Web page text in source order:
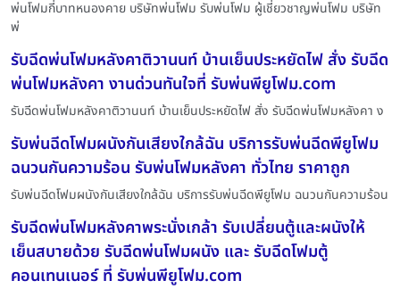
พ่นโฟมกี่บาทหนองคาย บริษัทพ่นโฟม รับพ่นโฟม ผู้เชี่ยวชาญพ่นโฟม บริษัท
พ่
รับฉีดพ่นโฟมหลังคาติวานนท์ บ้านเย็นประหยัดไฟ สั่ง รับฉีด
พ่นโฟมหลังคา งานด่วนทันใจที่ รับพ่นพียูโฟม.com
รับฉีดพ่นโฟมหลังคาติวานนท์ บ้านเย็นประหยัดไฟ สั่ง รับฉีดพ่นโฟมหลังคา ง
รับพ่นฉีดโฟมผนังกันเสียงใกล้ฉัน บริการรับพ่นฉีดพียูโฟม
ฉนวนกันความร้อน รับพ่นโฟมหลังคา ทั่วไทย ราคาถูก
รับพ่นฉีดโฟมผนังกันเสียงใกล้ฉัน บริการรับพ่นฉีดพียูโฟม ฉนวนกันความร้อน
รับฉีดพ่นโฟมหลังคาพระนั่งเกล้า รับเปลี่ยนตู้และผนังให้
เย็นสบายด้วย รับฉีดพ่นโฟมผนัง และ รับฉีดโฟมตู้
คอนเทนเนอร์ ที่ รับพ่นพียูโฟม.com